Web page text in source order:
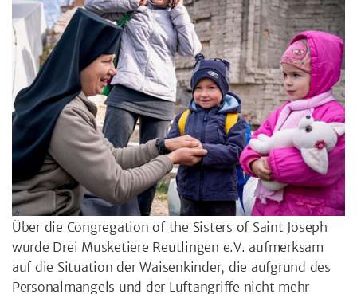
Über die Congregation of the Sisters of Saint Joseph
wurde Drei Musketiere Reutlingen e.V. aufmerksam
auf die Situation der Waisenkinder, die aufgrund des
Personalmangels und der Luftangriffe nicht mehr